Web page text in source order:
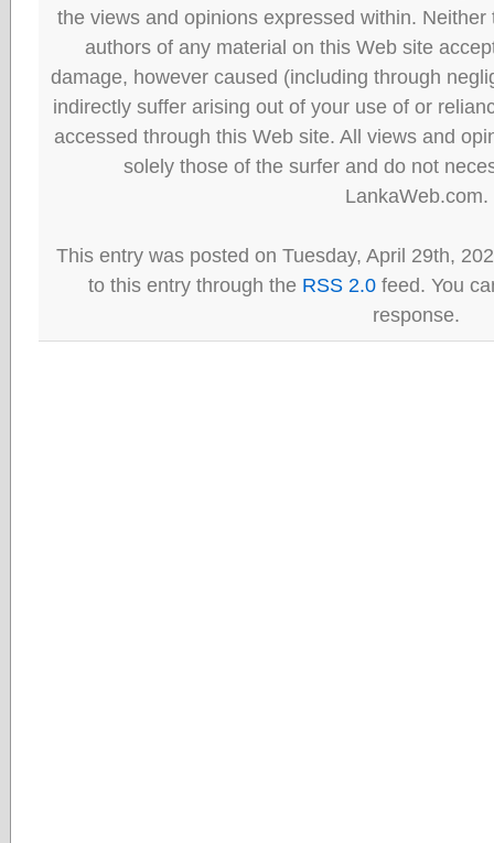
the views and opinions expressed within.
authors of any material on this Web site
damage, however caused (including through
indirectly suffer arising out of your use of or
accessed through this Web site. All views and
solely those of the surfer and do not
LankaWeb.com.
This entry was posted on Tuesday, April 29th,
to this entry through the RSS 2.0 feed. You
response.